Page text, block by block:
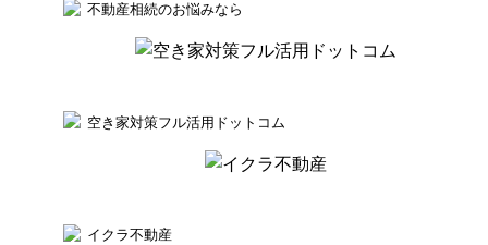
不動産相続のお悩みなら
空き家対策フル活用ドットコム
イクラ不動産